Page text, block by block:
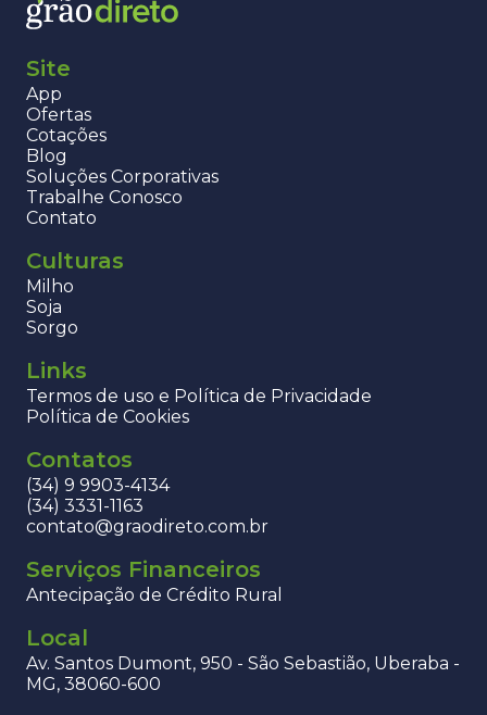
Site
App
Ofertas
Cotações
Blog
Soluções Corporativas
Trabalhe Conosco
Contato
Culturas
Milho
Soja
Sorgo
Links
Termos de uso e Política de Privacidade
Política de Cookies
Contatos
(34) 9 9903-4134
(34) 3331-1163
contato@graodireto.com.br
Serviços Financeiros
Antecipação de Crédito Rural
Local
Av. Santos Dumont, 950 - São Sebastião, Uberaba -
MG, 38060-600